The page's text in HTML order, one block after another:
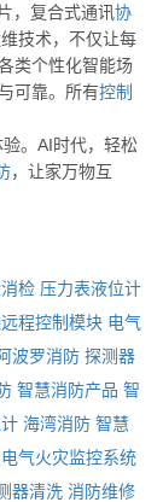
，复合式通讯协
技术，不仅让每
类个性化智能场
可靠。所有控制
。AI时代，轻松
，让家万物互
检 压力表液位计
程控制模块 电气
波罗消防 探测器
智慧消防产品 智
海湾消防 智慧
电气火灾监控系统
器清洗 消防维修